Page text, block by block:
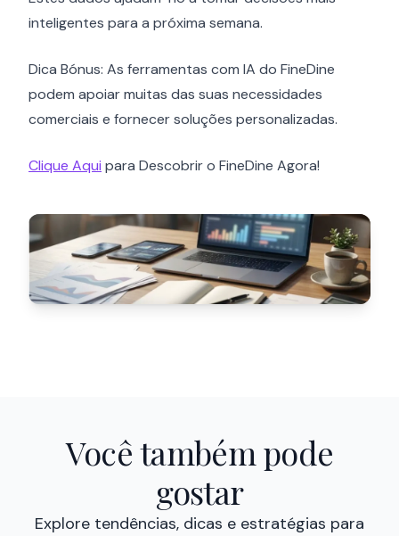
inteligentes para a próxima semana.
Dica Bónus: As ferramentas com IA do FineDine
podem apoiar muitas das suas necessidades
comerciais e fornecer soluções personalizadas.
Clique Aqui para Descobrir o FineDine Agora!
Você também pode
gostar
Explore tendências, dicas e estratégias para